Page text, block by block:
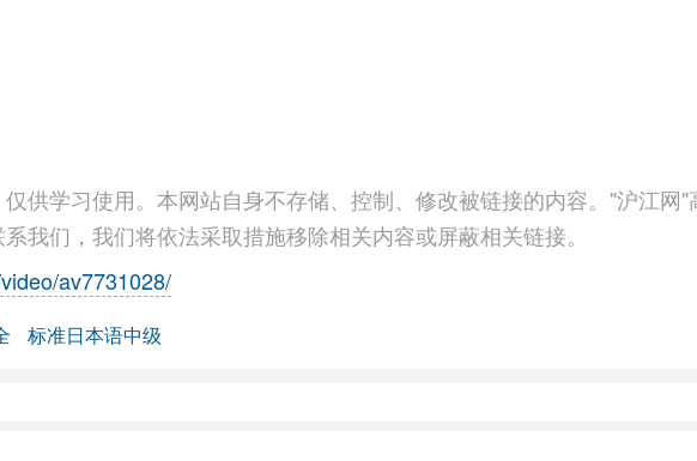
供学习使用。本网站自身不存储、控制、修改被链接的内容。"沪江
我们，我们将依法采取措施移除相关内容或屏蔽相关链接。
av7731028/
标准日本语中级